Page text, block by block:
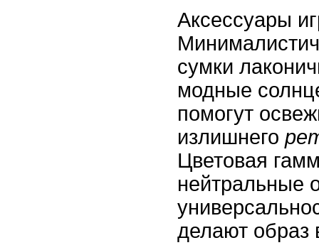
Аксессуары
сумки
модные
помогут
излишнего
Цветовая
нейтральные
делают образ